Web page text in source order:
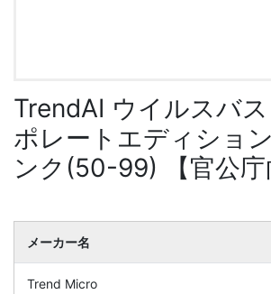
TrendAI ウイルスバ
ポレートエディショ
ンク(50-99) 【官公庁
メーカー名
Trend Micro